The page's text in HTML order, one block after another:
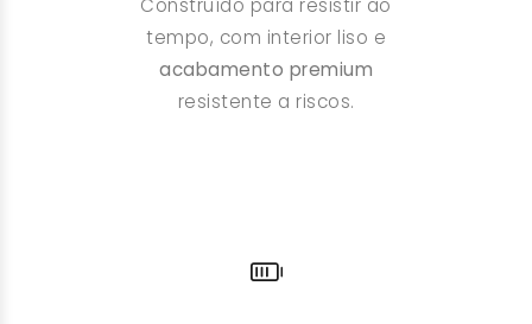
tempo, com interior liso e
acabamento premium
resistente a riscos.